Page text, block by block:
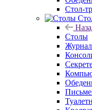
Стол-
Столы